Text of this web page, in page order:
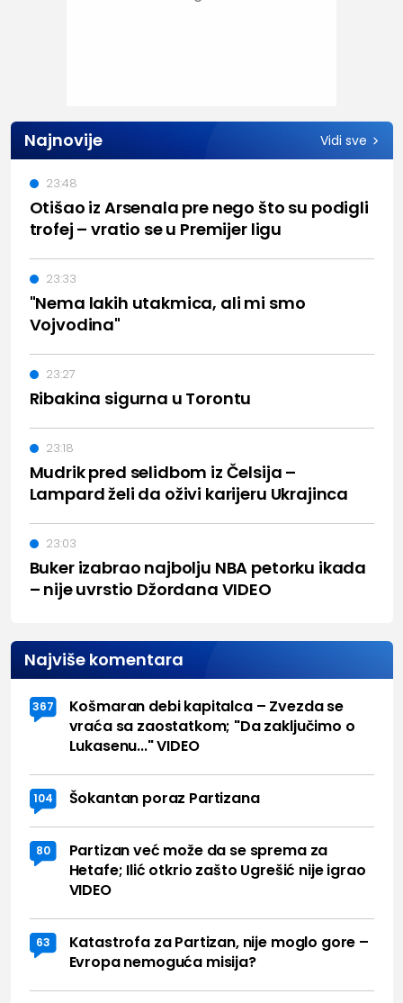
Najnovije Vidi sve
Otišao iz Arsenala pre nego što su podigli
trofej – vratio se u Premijer ligu
23:48
"Nema lakih utakmica, ali mi smo
Vojvodina"
23:33
Ribakina sigurna u Torontu
23:27
Mudrik pred selidbom iz Čelsija –
Lampard želi da oživi karijeru Ukrajinca
23:18
Buker izabrao najbolju NBA petorku ikada
– nije uvrstio Džordana VIDEO
23:03
Najviše komentara
367
Košmaran debi kapitalca – Zvezda se
vraća sa zaostatkom; "Da zaključimo o
Lukasenu..." VIDEO
104 Šokantan poraz Partizana
80
Partizan već može da se sprema za
Hetafe; Ilić otkrio zašto Ugrešić nije igrao
VIDEO
63
Katastrofa za Partizan, nije moglo gore –
Evropa nemoguća misija?